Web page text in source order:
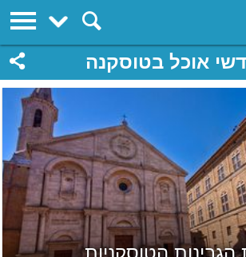
אוכל בטוסקנה
הגבינות הטוסקניות